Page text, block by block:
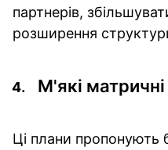
партнерів,
розширення
М'які
Ці плани пропонують